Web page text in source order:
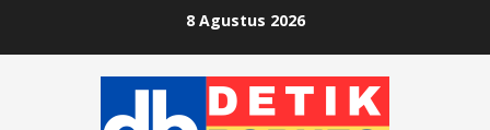
8 Agustus 2026